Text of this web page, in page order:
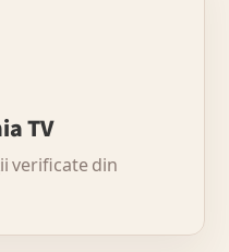
TV
verificate din